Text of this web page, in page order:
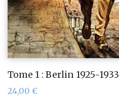
Tome 1 : Berlin 1925-1933
24,00 €